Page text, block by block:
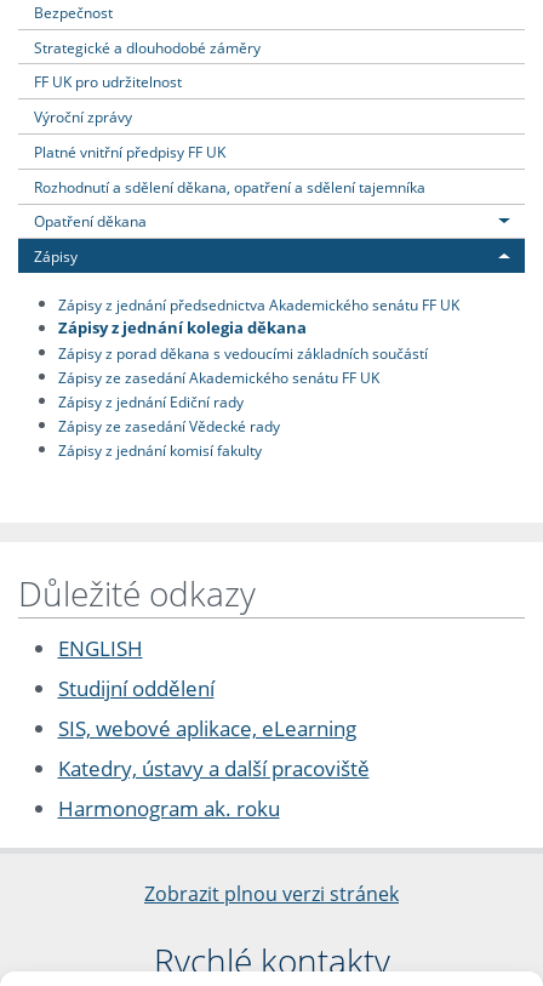
Bezpečnost
Strategické a dlouhodobé záměry
FF UK pro udržitelnost
Výroční zprávy
Platné vnitřní předpisy FF UK
Rozhodnutí a sdělení děkana, opatření a sdělení tajemníka
Opatření děkana
Zápisy
Zápisy z jednání předsednictva Akademického senátu FF UK
Zápisy z jednání kolegia děkana
Zápisy z porad děkana s vedoucími základních součástí
Zápisy ze zasedání Akademického senátu FF UK
Zápisy z jednání Ediční rady
Zápisy ze zasedání Vědecké rady
Zápisy z jednání komisí fakulty
Důležité odkazy
ENGLISH
Studijní oddělení
SIS, webové aplikace, eLearning
Katedry, ústavy a další pracoviště
Harmonogram ak. roku
Zobrazit plnou verzi stránek
Rychlé kontakty